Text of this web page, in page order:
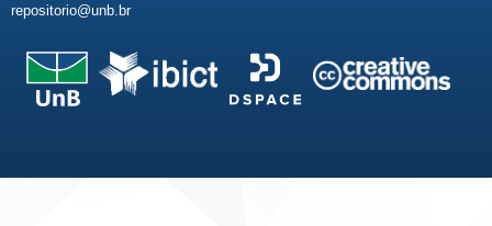
repositorio@unb.br